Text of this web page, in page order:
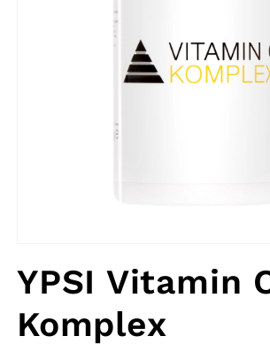
in
Modal
YPSI Vitamin
Komplex